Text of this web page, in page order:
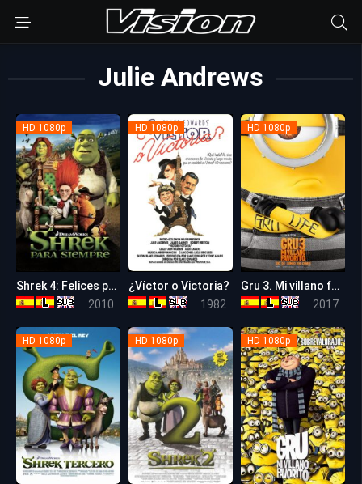
Julie Andrews
6.3
HD 1080p
Shrek 4: Felices para siempre
2010
HD 1080p
¿Víctor o Victoria?
1982
HD 1080p
Gru 3. Mi villano favorito
2017
HD 1080p HD 1080p HD 1080p